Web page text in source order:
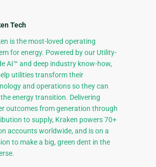
Tech
is the most-loved operating
for energy. Powered by our Utility-
AI™ and deep industry know-how,
utilities transform their
and operations so they can
the energy transition. Delivering
outcomes from generation through
to supply, Kraken powers 70+
accounts worldwide, and is on a
to make a big, green dent in the